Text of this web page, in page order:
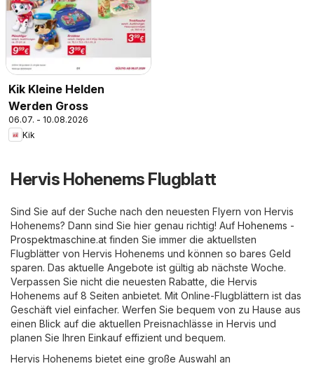
Kik Kleine Helden
Werden Gross
06.07. - 10.08.2026
Kik
Hervis Hohenems Flugblatt
Sind Sie auf der Suche nach den neuesten Flyern von Hervis
Hohenems? Dann sind Sie hier genau richtig! Auf Hohenems -
Prospektmaschine.at finden Sie immer die aktuellsten
Flugblätter von Hervis Hohenems und können so bares Geld
sparen. Das aktuelle Angebote ist gültig ab nächste Woche.
Verpassen Sie nicht die neuesten Rabatte, die Hervis
Hohenems auf 8 Seiten anbietet. Mit Online-Flugblättern ist das
Geschäft viel einfacher. Werfen Sie bequem von zu Hause aus
einen Blick auf die aktuellen Preisnachlässe in Hervis und
planen Sie Ihren Einkauf effizient und bequem.
Hervis Hohenems bietet eine große Auswahl an